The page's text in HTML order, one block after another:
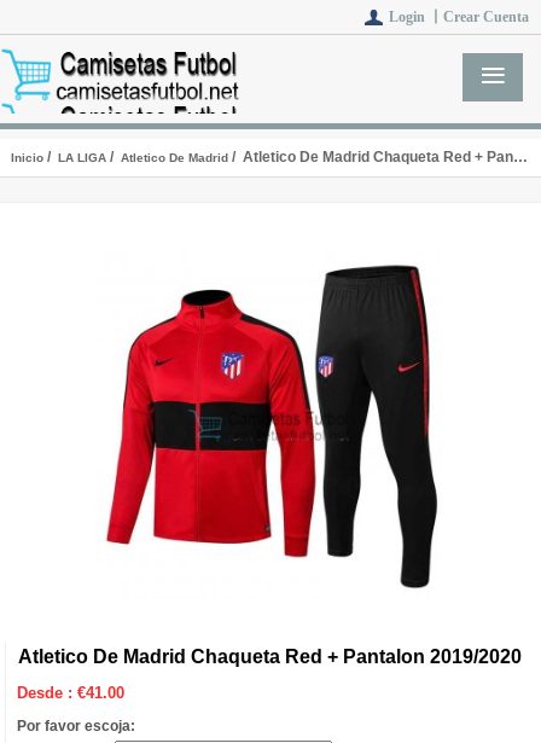
Login 丨 Crear Cuenta
Inicio/ LA LIGA/ Atletico De Madrid/ Atletico De Madrid Chaqueta Red + Pantalon 2019/2020
Atletico De Madrid Chaqueta Red + Pantalon 2019/2020
Desde :€41.00
Por favor escoja: